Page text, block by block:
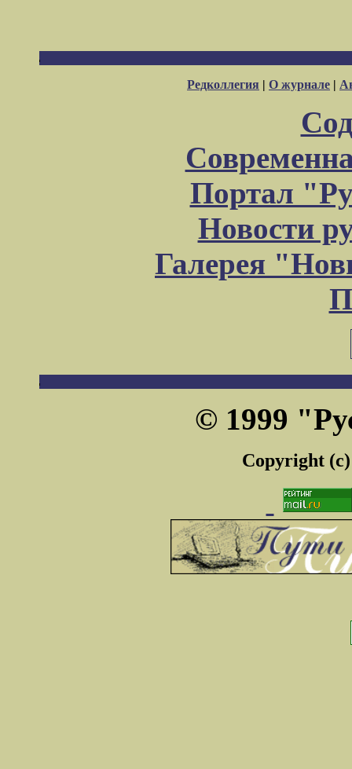
Редколлегия | О журнале |
Портал
Новости
Галерея
© 1999
Copyright